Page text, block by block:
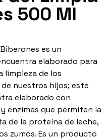
500 Ml
es un
elaborado para
limpieza de los
nuestros hijos; este
elaborado con
enzimas que permiten la
de la proteína de leche,
zumos. Es un producto